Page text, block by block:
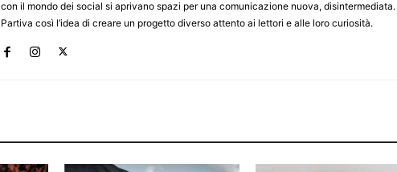
con il mondo dei social si aprivano spazi per una comunicazione nuova, disintermediata.
Partiva così l’idea di creare un progetto diverso attento ai lettori e alle loro curiosità.